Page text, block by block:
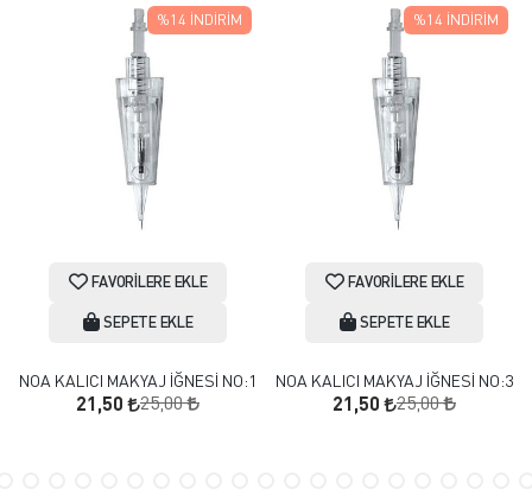
FAVORILERE EKLE
SEPETE EKLE
NOA KALICI MAKYAJ İĞNESİ NO:1
21,50 25,00
%14 İNDIRIM
FAVORILERE EKLE
SEPETE EKLE
NOA KALICI MAKYAJ İĞNESİ NO:3
21,50 25,00
%14 İNDIRIM